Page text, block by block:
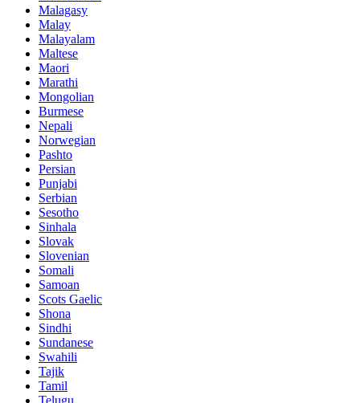
Malagasy
Malay
Malayalam
Maltese
Maori
Marathi
Mongolian
Burmese
Nepali
Norwegian
Pashto
Persian
Punjabi
Serbian
Sesotho
Sinhala
Slovak
Slovenian
Somali
Samoan
Scots Gaelic
Shona
Sindhi
Sundanese
Swahili
Tajik
Tamil
Telugu